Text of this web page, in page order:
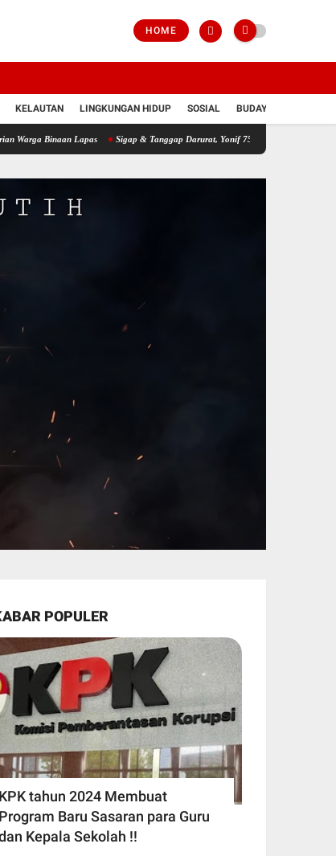
HOME
KELAUTAN LINGKUNGAN HIDUP SOSIAL BUDAYA
Lapas Sigap & Tanggap Darurat, Yonif 751/VJS Bantu Penanganan Warga
POPULER
KPK tahun 2024 Membuat
Program Baru Sasaran para Guru
Kepala Sekolah !!